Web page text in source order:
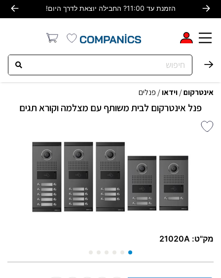
הזמנת עד 11:00? החבילה יוצאת לדרך היום!
אינטרקום/וידאו/ פנלים
פנל אינטרקום לבית משותף עם מצלמה וקורא תגים
מק"ט: 21020A